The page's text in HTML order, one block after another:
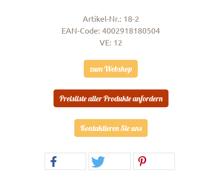
Artikel-Nr.: 18-2
EAN-Code: 4002918180504
VE: 12
zum Webshop
Preisliste aller Produkte anfordern
Kontaktieren Sie uns